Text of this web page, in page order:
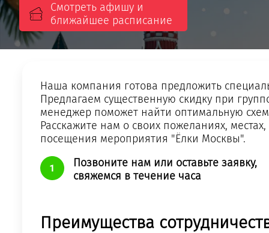
Смотреть афишу и
ближайшее расписание
Наша компания готова предложить
Предлагаем существенную скидку при
менеджер поможет найти оптимальную
Расскажите нам о своих пожеланиях,
посещения мероприятия "Ёлки Москвы".
Позвоните нам или оставьте заявку,
свяжемся в течение часа
Преимущества